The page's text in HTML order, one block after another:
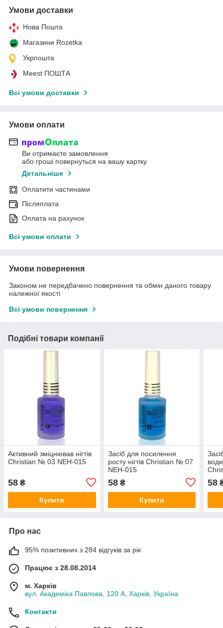
Умови доставки
Нова Пошта
Магазини Rozetka
Укрпошта
Meest ПОШТА
Всі умови доставки
Умови оплати
Ви отримаєте замовлення
або гроші повернуться на вашу картку
Детальніше
Оплатити частинами
Післяплата
Оплата на рахунок
Всі умови оплати
Умови повернення
Законом не передбачено повернення та обмін даного товару
належної якості
Всі умови повернення
Подібні товари компанії
Активний зміцнював нігтів
Christian № 03 NEH-015
58 ₴
Купити
Засіб для посилення
росту нігтів Christian № 07
NEH-015
58₴
Купити
води
58
Про нас
95% позитивних з 284 відгуків за рік
Працює з 28.08.2014
м. Харків
вул. Академіка Павлова, 120 А, Харків, Україна
Контакти